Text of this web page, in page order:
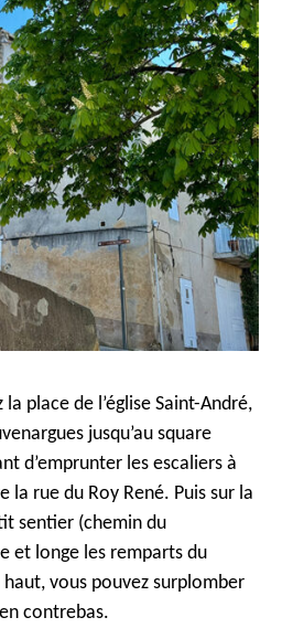
la place de l’église Saint-André,
jusqu’au square
d’emprunter les escaliers à
la rue du Roy René. Puis sur la
sentier (chemin du
et longe les remparts du
haut, vous pouvez surplomber
contrebas.